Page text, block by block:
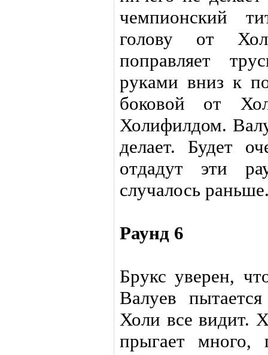
чемпионский
голову от
поправляет
руками вниз к
боковой от
Холифилдом.
делает. Будет
отдадут эти
случалось
Раунд 6
Брукс уверен,
Валуев
Холи все видит.
прыгает много,